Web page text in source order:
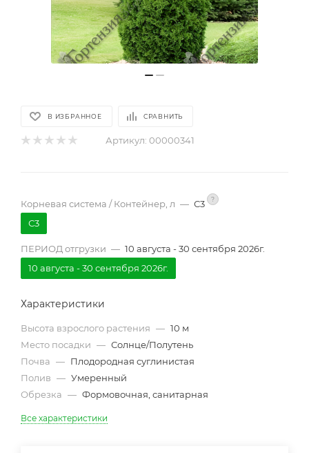
В ИЗБРАННОЕ СРАВНИТЬ
Артикул: 00000341
Корневая система / Контейнер, л — С3 ?
С3
ПЕРИОД отгрузки — 10 августа - 30 сентября 2026г.
10 августа - 30 сентября 2026г.
Характеристики
Высота взрослого растения — 10 м
Место посадки — Солнце/Полутень
Почва — Плодородная суглинистая
Полив — Умеренный
Обрезка — Формовочная, санитарная
Все характеристики